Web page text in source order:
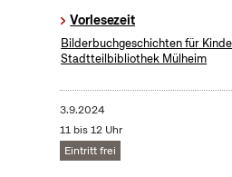
Vorlesezeit
Bilderbuchgeschichten für
Stadtteilbibliothek Mülheim
3.9.2024
11 bis 12 Uhr
Eintritt frei